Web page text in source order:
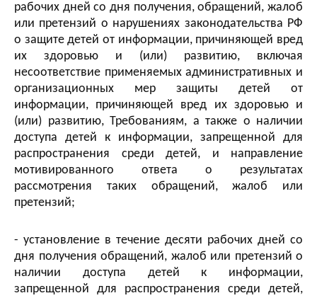
рабочих дней со дня получения, обращений, жалоб
или претензий о нарушениях законодательства РФ
о защите детей от информации, причиняющей вред
их здоровью и (или) развитию, включая
несоответствие применяемых административных и
организационных мер защиты детей от
информации, причиняющей вред их здоровью и
(или) развитию, Требованиям, а также о наличии
доступа детей к информации, запрещенной для
распространения среди детей, и направление
мотивированного ответа о результатах
рассмотрения таких обращений, жалоб или
претензий;
- установление в течение десяти рабочих дней со
дня получения обращений, жалоб или претензий о
наличии доступа детей к информации,
запрещенной для распространения среди детей,